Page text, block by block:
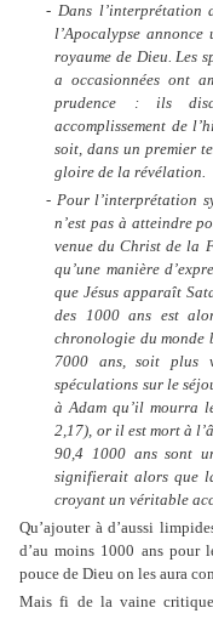
- Dans l’interprétation
l’Apocalypse
royaume de Dieu. Les
a occasionnées ont
prudence : ils
accomplissement de
soit, dans un premier
gloire de la révélation.
- Pour l’interprétation
n’est pas à atteindre
venue du Christ de la
qu’une manière
que Jésus apparaît
des 1000 ans est
chronologie du monde
7000 ans, soit plus
spéculations sur le
à Adam qu’il mourra
2,17), or il est mort à
90,4 1000 ans sont
signifierait alors que
croyant un véritable
Qu’ajouter à d’aussi
d’au moins 1000 ans pour
pouce de Dieu on les aura
Mais fi de la vaine critique